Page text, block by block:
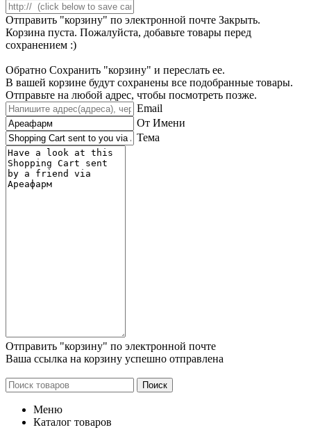
Отправить "корзину" по электронной почте Закрыть.
Корзина пуста. Пожалуйста, добавьте товары перед
сохранением :)
Обратно Сохранить "корзину" и переслать ее.
В вашей корзине будут сохранены все подобранные товары.
Отправьте на любой адрес, чтобы посмотреть позже.
Email
От Имени
Тема
Отправить "корзину" по электронной почте
Ваша ссылка на корзину успешно отправлена
Поиск
Меню
Каталог товаров